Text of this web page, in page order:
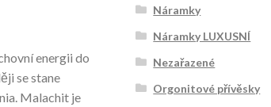
energii do
se stane
Malachit je
Náramky
Náramky LUXUSNÍ
Nezařazené
Orgonitové přívěsky